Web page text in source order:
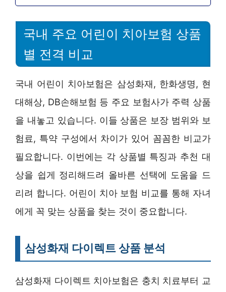
국내 주요 어린이 치아보험 상품
별 전격 비교
국내 어린이 치아보험은 삼성화재, 한화생명, 현
대해상, DB손해보험 등 주요 보험사가 주력 상품
을 내놓고 있습니다. 이들 상품은 보장 범위와 보
험료, 특약 구성에서 차이가 있어 꼼꼼한 비교가
필요합니다. 이번에는 각 상품별 특징과 추천 대
상을 쉽게 정리해드려 올바른 선택에 도움을 드
리려 합니다. 어린이 치아 보험 비교를 통해 자녀
에게 꼭 맞는 상품을 찾는 것이 중요합니다.
삼성화재 다이렉트 상품 분석
삼성화재 다이렉트 치아보험은 충치 치료부터 교